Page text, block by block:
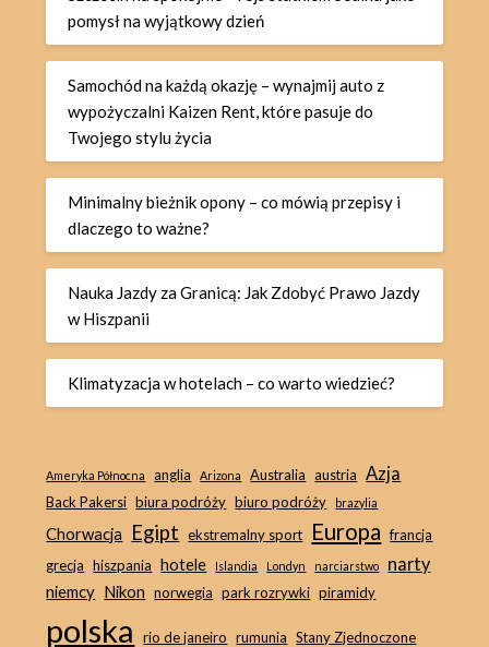
pomysł na wyjątkowy dzień
Samochód na każdą okazję – wynajmij auto z
wypożyczalni Kaizen Rent, które pasuje do
Twojego stylu życia
Minimalny bieżnik opony – co mówią przepisy i
dlaczego to ważne?
Nauka Jazdy za Granicą: Jak Zdobyć Prawo Jazdy
w Hiszpanii
Klimatyzacja w hotelach – co warto wiedzieć?
Ameryka Północna anglia Arizona Australia austria Azja
Back Pakersi biura podróży biuro podróży brazylia
Chorwacja Egipt ekstremalny sport Europa francja
grecja hiszpania hotele Islandia Londyn narciarstwo narty
niemcy Nikon norwegia park rozrywki piramidy
polska rio de janeiro rumunia Stany Zjednoczone